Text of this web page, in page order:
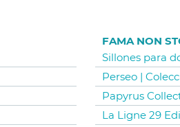
FAMA NON
Sillones para
Perseo |
Papyrus
La Ligne 29